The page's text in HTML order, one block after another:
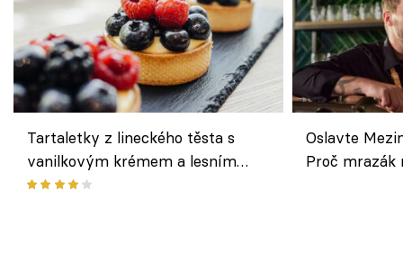
Tartaletky z lineckého těsta s
vanilkovým krémem a lesním
ovocem podle Bread Society
Oslavte
Proč